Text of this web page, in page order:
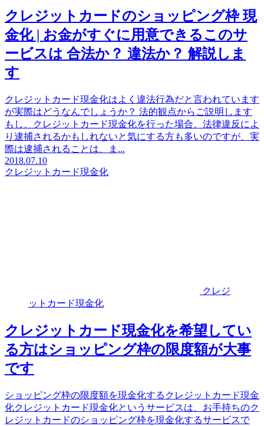
クレジットカードのショッピング枠 現
金化 | お金がすぐに用意できるこのサ
ービスは 合法か？ 違法か？ 解説しま
す
クレジットカード現金化はよく違法行為だと言われています
が実際はどうなんでしょうか？ 法的観点からご説明します
もし、クレジットカード現金化を行った場合、法律違反によ
り逮捕されるかもしれないと気にする方も多いのですが、実
際は逮捕されることは、ま...
2018.07.10
クレジットカード現金化
クレジ
ットカード現金化
クレジットカード現金化を希望してい
る方はショッピング枠の限度額が大事
です
ショッピング枠の限度額を現金化するクレジットカード現金
化クレジットカード現金化というサービスは、お手持ちのク
レジットカードのショッピング枠を現金化するサービスで